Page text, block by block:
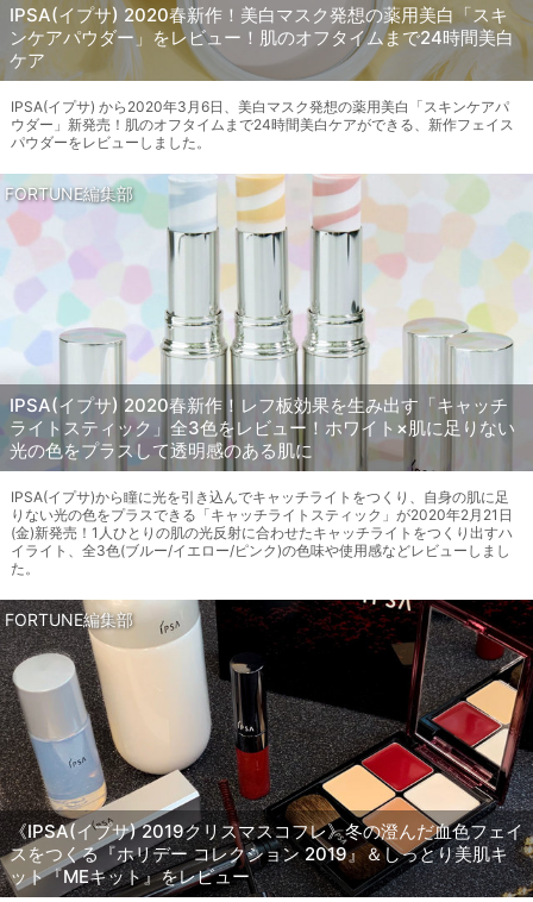
IPSA(イプサ) 2020春新作！美白マスク発想の薬用美白「スキ
ンケアパウダー」をレビュー！肌のオフタイムまで24時間美白
ケア
IPSA(イプサ) から2020年3月6日、美白マスク発想の薬用美白「スキンケアパ
ウダー」新発売！肌のオフタイムまで24時間美白ケアができる、新作フェイス
パウダーをレビューしました。
FORTUNE編集部
IPSA(イプサ) 2020春新作！レフ板効果を生み出す「キャッチ
ライトスティック」全3色をレビュー！ホワイト×肌に足りない
光の色をプラスして透明感のある肌に
IPSA(イプサ)から瞳に光を引き込んでキャッチライトをつくり、自身の肌に足
りない光の色をプラスできる「キャッチライトスティック」が2020年2月21日
(金)新発売！1人ひとりの肌の光反射に合わせたキャッチライトをつくり出すハ
イライト、全3色(ブルー/イエロー/ピンク)の色味や使用感などレビューしまし
た。
FORTUNE編集部
《IPSA(イプサ) 2019クリスマスコフレ》冬の澄んだ血色フェイ
スをつくる『ホリデー コレクション 2019』＆しっとり美肌キ
ット『MEキット』をレビュー